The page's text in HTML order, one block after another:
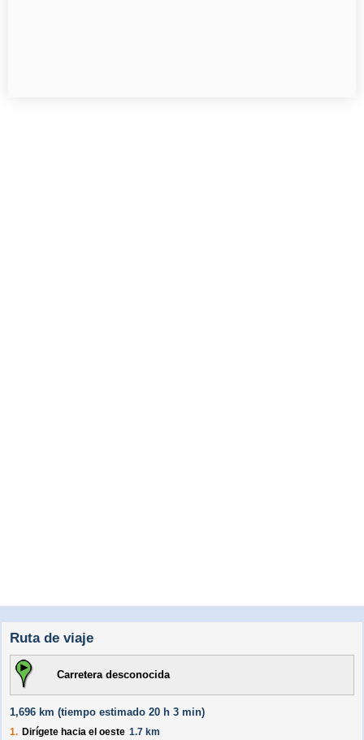
Ruta de viaje
Carretera desconocida
1,696 km (tiempo estimado 20 h 3 min)
1. Dirígete hacia el oeste 1.7 km